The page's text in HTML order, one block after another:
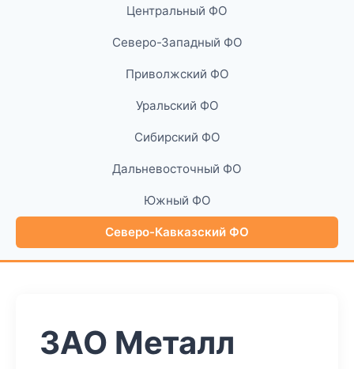
Центральный ФО
Северо-Западный ФО
Приволжский ФО
Уральский ФО
Сибирский ФО
Дальневосточный ФО
Южный ФО
Северо-Кавказский ФО
ЗАО Металл